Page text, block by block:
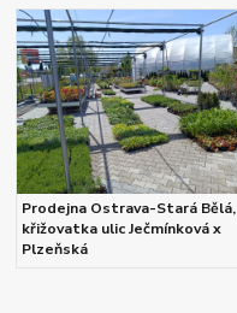
Prodejna Ostrava-Stará Bělá,
křižovatka ulic Ječmínková x
Plzeňská